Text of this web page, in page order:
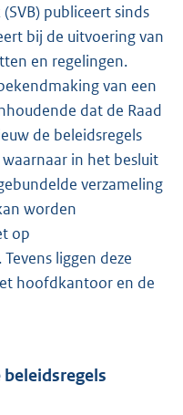
publiceert sinds
bij de uitvoering van
en regelingen.
van een
dat de Raad
de beleidsregels
in het besluit
verzameling
worden
op
x
t
e
. Tevens liggen deze
hoofdkantoor en de